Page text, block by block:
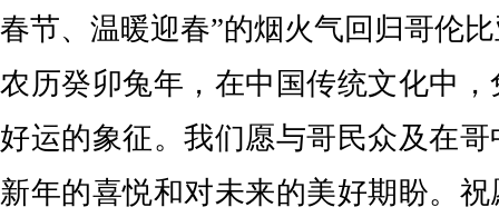
春节、温暖迎春”的烟火气回归哥伦
农历癸卯兔年，在中国传统文化中
好运的象征。我们愿与哥民众及在
新年的喜悦和对未来的美好期盼。